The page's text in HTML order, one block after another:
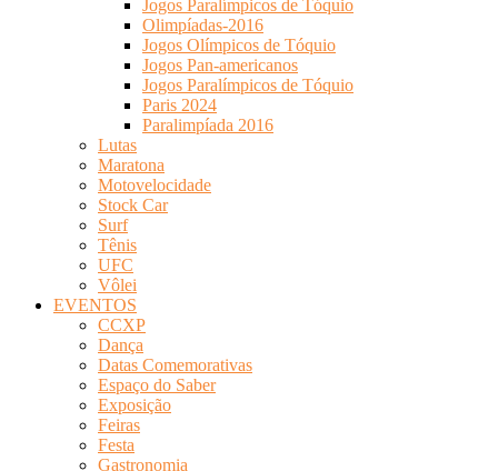
Jogos Paralímpicos de Tóquio
Olimpíadas-2016
Jogos Olímpicos de Tóquio
Jogos Pan-americanos
Jogos Paralímpicos de Tóquio
Paris 2024
Paralimpíada 2016
Lutas
Maratona
Motovelocidade
Stock Car
Surf
Tênis
UFC
Vôlei
EVENTOS
CCXP
Dança
Datas Comemorativas
Espaço do Saber
Exposição
Feiras
Festa
Gastronomia